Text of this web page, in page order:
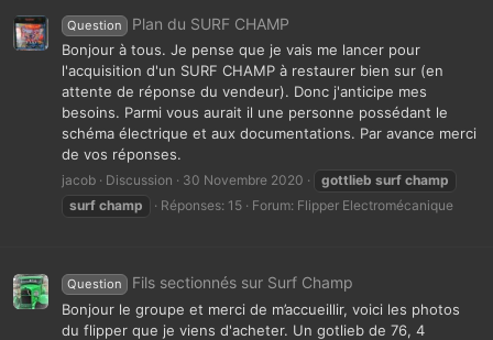
Question Plan du SURF CHAMP
Bonjour à tous. Je pense que je vais me lancer pour
l'acquisition d'un SURF CHAMP à restaurer bien sur (en
attente de réponse du vendeur). Donc j'anticipe mes
besoins. Parmi vous aurait il une personne possédant le
schéma électrique et aux documentations. Par avance merci
de vos réponses.
jacob Discussion 30 Novembre 2020 gottlieb surf champ
surf champ Réponses: 15 Forum: Flipper Electromécanique
Question Fils sectionnés sur Surf Champ
Bonjour le groupe et merci de m’accueillir, voici les photos
du flipper que je viens d'acheter. Un gotlieb de 76, 4